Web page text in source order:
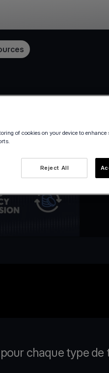
chaque type de
of cookies on your device to
Reject All